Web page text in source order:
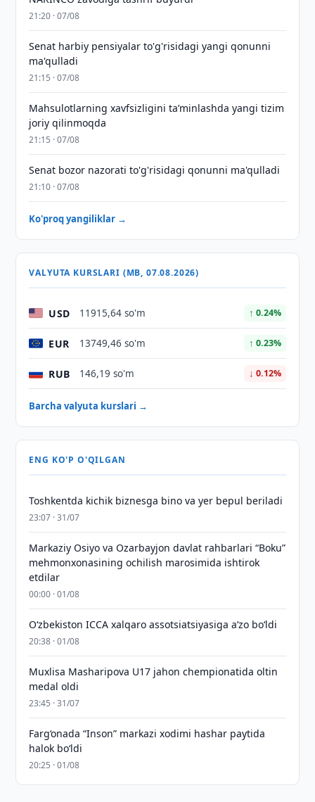
21:20 · 07/08
Senat harbiy pensiyalar to'g'risidagi yangi qonunni
ma'qulladi
21:15 · 07/08
Mahsulotlarning xavfsizligini taʼminlashda yangi tizim
joriy qilinmoqda
21:15 · 07/08
Senat bozor nazorati to'g'risidagi qonunni ma'qulladi
21:10 · 07/08
Ko'proq yangiliklar →
VALYUTA KURSLARI (MB, 07.08.2026)
USD 11915,64 so'm ↑ 0.24%
EUR 13749,46 so'm ↑ 0.23%
RUB 146,19 so'm ↓ 0.12%
Barcha valyuta kurslari →
ENG KO'P O'QILGAN
Toshkentda kichik biznesga bino va yer bepul beriladi
23:07 · 31/07
Markaziy Osiyo va Ozarbayjon davlat rahbarlari “Boku”
mehmonxonasining ochilish marosimida ishtirok
etdilar
00:00 · 01/08
O‘zbekiston ICCA xalqaro assotsiatsiyasiga aʼzo bo‘ldi
20:38 · 01/08
Muxlisa Masharipova U17 jahon chempionatida oltin
medal oldi
23:45 · 31/07
Farg‘onada “Inson” markazi xodimi hashar paytida
halok bo‘ldi
20:25 · 01/08